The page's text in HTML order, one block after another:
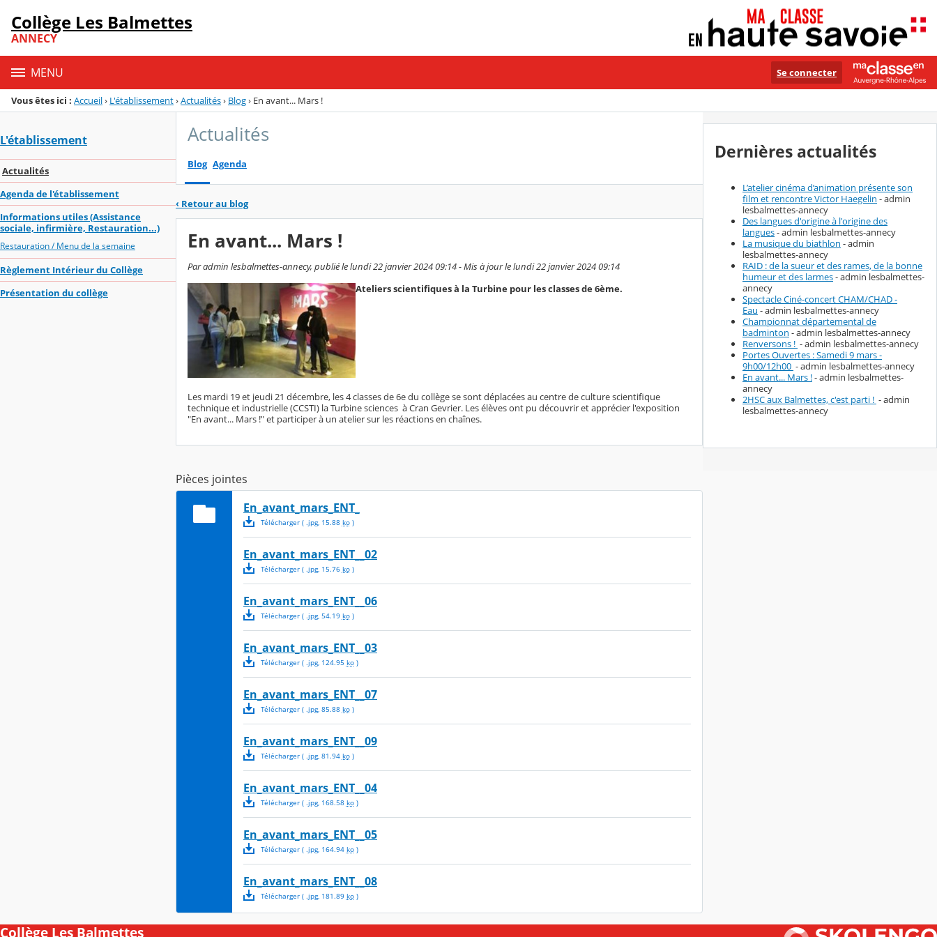
Menu de la rubrique
Contenu
Collège Les Balmettes
ANNECY
MENU Se connecter
Vous êtes ici : Accueil› L'établissement›Actualités› Blog› En avant... Mars !
L'établissement
Actualités
Agenda de l'établissement
Informations utiles (Assistance
sociale, infirmière, Restauration...)
Restauration / Menu de la semaine
Règlement Intérieur du Collège
Présentation du collège
Actualités
Blog Agenda
‹ Retour au blog
En avant... Mars !
Par admin lesbalmettes-annecy, publié le lundi 22 janvier 2024 09:14 - Mis à jour le lundi 22 janvier 2024 09:14
Ateliers scientifiques à la Turbine pour les classes de 6ème.
Les mardi 19 et jeudi 21 décembre, les 4 classes de 6e du collège se sont déplacées au centre de culture scientifique
technique et industrielle (CCSTI) la Turbine sciences à Cran Gevrier. Les élèves ont pu découvrir et apprécier l'exposition
"En avant... Mars !" et participer à un atelier sur les réactions en chaînes.
Pièces jointes
En_avant_mars_ENT_
Télécharger( .jpg, 15.88 ko)
En_avant_mars_ENT__02
Télécharger( .jpg, 15.76 ko)
En_avant_mars_ENT__06
Télécharger( .jpg, 54.19 ko)
En_avant_mars_ENT__03
Télécharger( .jpg, 124.95 ko)
En_avant_mars_ENT__07
Télécharger( .jpg, 85.88 ko)
En_avant_mars_ENT__09
Télécharger( .jpg, 81.94 ko)
En_avant_mars_ENT__04
Télécharger( .jpg, 168.58 ko)
En_avant_mars_ENT__05
Télécharger( .jpg, 164.94 ko)
En_avant_mars_ENT__08
Télécharger( .jpg, 181.89 ko)
Dernières actualités
L’atelier cinéma d’animation présente son
film et rencontre Victor Haegelin - admin
lesbalmettes-annecy
Des langues d'origine à l'origine des
langues- admin lesbalmettes-annecy
La musique du biathlon - admin
lesbalmettes-annecy
RAID : de la sueur et des rames, de la bonne
humeur et des larmes- admin lesbalmettes-
annecy
Spectacle Ciné-concert CHAM/CHAD -
Eau - admin lesbalmettes-annecy
Championnat départemental de
badminton - admin lesbalmettes-annecy
Renversons ! - admin lesbalmettes-annecy
Portes Ouvertes : Samedi 9 mars -
9h00/12h00 - admin lesbalmettes-annecy
En avant... Mars !- admin lesbalmettes-
annecy
2HSC aux Balmettes, c'est parti ! - admin
lesbalmettes-annecy
Collège Les Balmettes